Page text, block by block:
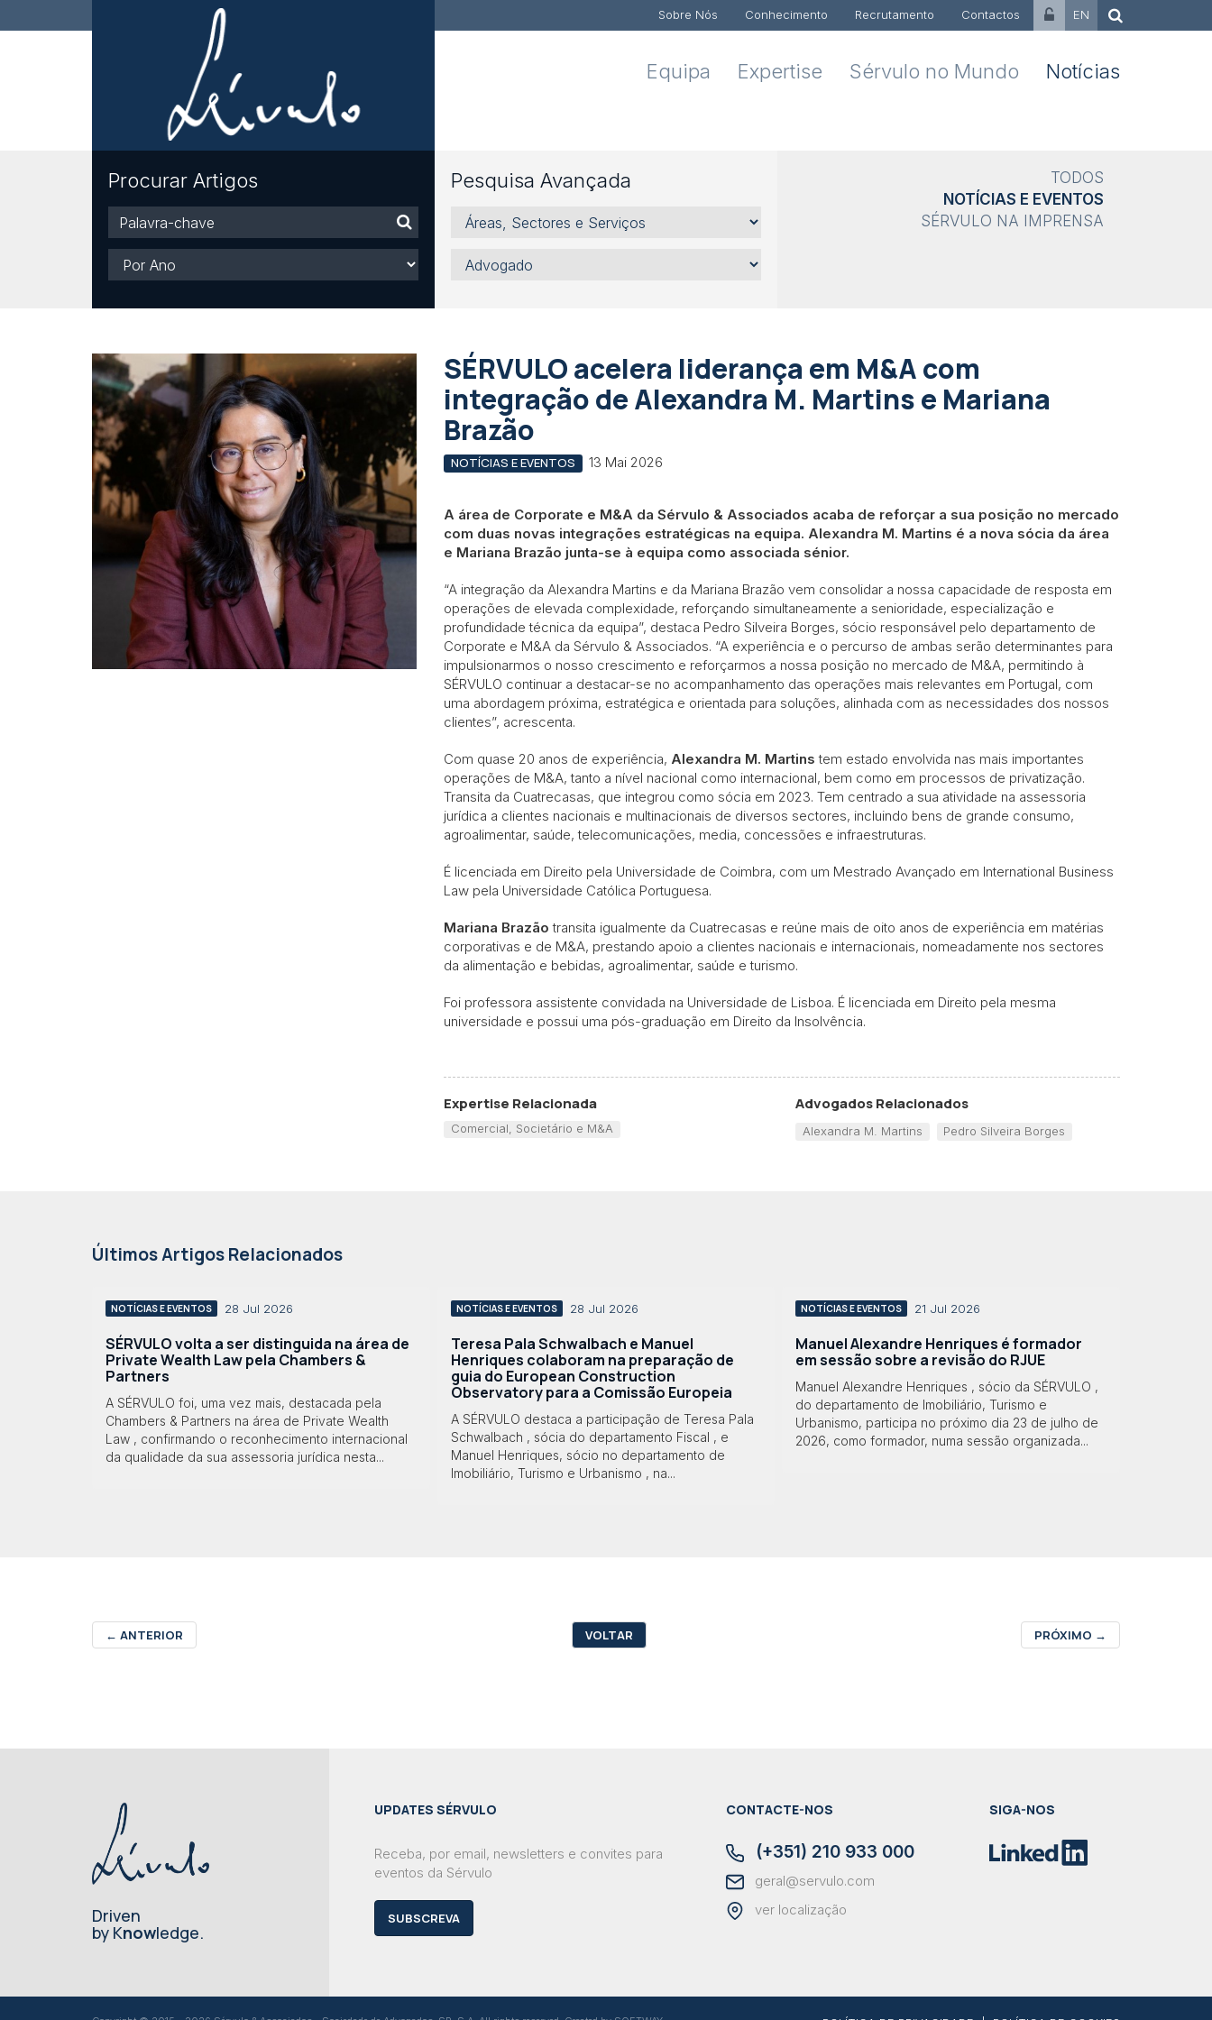
Sobre Nós Conhecimento Recrutamento Contactos EN
Equipa Expertise Sérvulo no Mundo Notícias
Procurar Artigos
Palavra-
chave
Ano
Pesquisa Avançada
Áreas,
Sectores
Serviços
Advogado
TODOS
NOTÍCIAS E EVENTOS
SÉRVULO NA IMPRENSA
SÉRVULO acelera liderança em M&A com
integração de Alexandra M. Martins e Mariana
Brazão
NOTÍCIAS E EVENTOS 13 Mai 2026
A área de Corporate e M&A da Sérvulo & Associados acaba de reforçar a sua posição no mercado
com duas novas integrações estratégicas na equipa. Alexandra M. Martins é a nova sócia da área
e Mariana Brazão junta-se à equipa como associada sénior.
“A integração da Alexandra Martins e da Mariana Brazão vem consolidar a nossa capacidade de resposta em
operações de elevada complexidade, reforçando simultaneamente a senioridade, especialização e
profundidade técnica da equipa”, destaca Pedro Silveira Borges, sócio responsável pelo departamento de
Corporate e M&A da Sérvulo & Associados. “A experiência e o percurso de ambas serão determinantes para
impulsionarmos o nosso crescimento e reforçarmos a nossa posição no mercado de M&A, permitindo à
SÉRVULO continuar a destacar-se no acompanhamento das operações mais relevantes em Portugal, com
uma abordagem próxima, estratégica e orientada para soluções, alinhada com as necessidades dos nossos
clientes”, acrescenta.
Com quase 20 anos de experiência, Alexandra M. Martins tem estado envolvida nas mais importantes
operações de M&A, tanto a nível nacional como internacional, bem como em processos de privatização.
Transita da Cuatrecasas, que integrou como sócia em 2023. Tem centrado a sua atividade na assessoria
jurídica a clientes nacionais e multinacionais de diversos sectores, incluindo bens de grande consumo,
agroalimentar, saúde, telecomunicações, media, concessões e infraestruturas.
É licenciada em Direito pela Universidade de Coimbra, com um Mestrado Avançado em International Business
Law pela Universidade Católica Portuguesa.
Mariana Brazão transita igualmente da Cuatrecasas e reúne mais de oito anos de experiência em matérias
corporativas e de M&A, prestando apoio a clientes nacionais e internacionais, nomeadamente nos sectores
da alimentação e bebidas, agroalimentar, saúde e turismo.
Foi professora assistente convidada na Universidade de Lisboa. É licenciada em Direito pela mesma
universidade e possui uma pós-graduação em Direito da Insolvência.
Expertise Relacionada
Comercial, Societário e M&A
Advogados Relacionados
Alexandra M. Martins Pedro Silveira Borges
Últimos Artigos Relacionados
NOTÍCIAS E EVENTOS 28 Jul 2026
SÉRVULO volta a ser distinguida na área de
Private Wealth Law pela Chambers &
Partners
A SÉRVULO foi, uma vez mais, destacada pela
Chambers & Partners na área de Private Wealth
Law , confirmando o reconhecimento internacional
da qualidade da sua assessoria jurídica nesta...
NOTÍCIAS E EVENTOS 28 Jul 2026
Teresa Pala Schwalbach e Manuel
Henriques colaboram na preparação de
guia do European Construction
Observatory para a Comissão Europeia
A SÉRVULO destaca a participação de Teresa Pala
Schwalbach , sócia do departamento Fiscal , e
Manuel Henriques, sócio no departamento de
Imobiliário, Turismo e Urbanismo , na...
NOTÍCIAS E EVENTOS 21 Jul 2026
Manuel Alexandre Henriques é formador
em sessão sobre a revisão do RJUE
Manuel Alexandre Henriques , sócio da SÉRVULO ,
do departamento de Imobiliário, Turismo e
Urbanismo, participa no próximo dia 23 de julho de
2026, como formador, numa sessão organizada...
← ANTERIOR VOLTAR PRÓXIMO →
Driven
by Knowledge.
UPDATES SÉRVULO
Receba, por email, newsletters e convites para
eventos da Sérvulo
SUBSCREVA
CONTACTE-NOS
(+351) 210 933 000
geral@servulo.com
ver localização
SIGA-NOS